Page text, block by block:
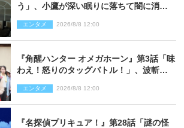
う」、小鷹が深い眠りに落ちて闇に消え
エンタメ 2026/8/8 12:00
『角醒ハンター オメガホーン』第3話「味
わえ！怒りのタッグバトル！」、波斬の
エンタメ 2026/8/8 12:00
『名探偵プリキュア！』第28話「謎の怪